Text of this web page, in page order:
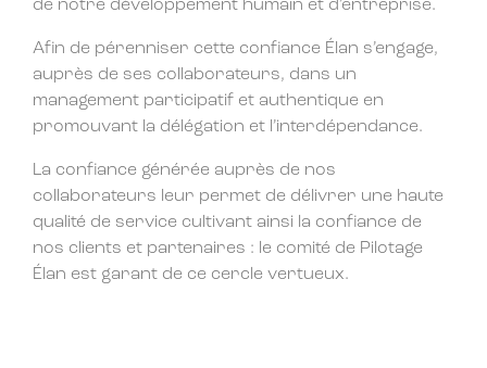
de notre développement humain et d’entreprise.
Afin de pérenniser cette confiance Élan s’engage,
auprès de ses collaborateurs, dans un
management participatif et authentique en
promouvant la délégation et l’interdépendance.
La confiance générée auprès de nos
collaborateurs leur permet de délivrer une haute
qualité de service cultivant ainsi la confiance de
nos clients et partenaires : le comité de Pilotage
Élan est garant de ce cercle vertueux.